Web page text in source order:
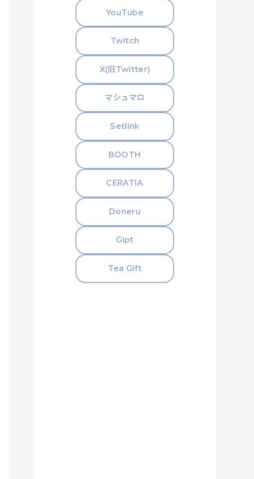
YouTube
Twitch
X(旧Twitter)
マシュマロ
Setlink
BOOTH
CERATIA
Doneru
Gipt
Tea Gift